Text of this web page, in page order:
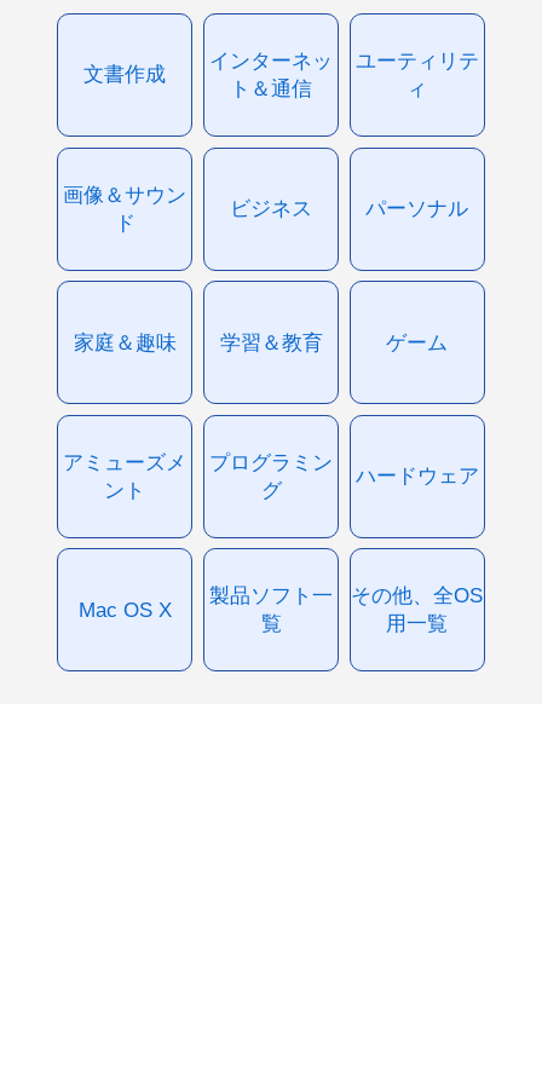
文書作成
インターネッ
ト＆通信
ユーティリテ
ィ
画像＆サウン
ド
ビジネス パーソナル
家庭＆趣味 学習＆教育 ゲーム
アミューズメ
ント
プログラミン
グ
ハードウェア
Mac OS X
製品ソフト一
覧
その他、全OS
用一覧